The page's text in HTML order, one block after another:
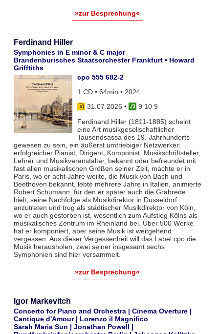
»zur Besprechung«
Ferdinand Hiller
Symphonies in E minor & C major
Brandenburisches Staatsorchester Frankfurt • Howard
Grifftiths
cpo 555 682-2
1 CD • 64min • 2024
31.07.2026 •
9 10 9
Ferdinand Hiller (1811-1885) scheint
eine Art musikgesellschaftlicher
Tausendsassa des 19. Jahrhunderts
gewesen zu sein, ein äußerst umtriebiger Netzwerker:
erfolgreicher Pianist, Dirigent, Komponist, Musikschriftsteller,
Lehrer und Musikveranstalter, bekannt oder befreundet mit
fast allen musikalischen Größen seiner Zeit, machte er in
Paris, wo er acht Jahre weilte, die Musik von Bach und
Beethoven bekannt, lebte mehrere Jahre in Italien, animierte
Robert Schumann, für den er später auch die Grabrede
hielt, seine Nachfolge als Musikdirektor in Düsseldorf
anzutreten und trug als städtischer Musikdirektor von Köln,
wo er auch gestorben ist, wesentlich zum Aufstieg Kölns als
musikalisches Zentrum im Rheinland bei. Über 500 Werke
hat er komponiert, aber seine Musik ist weitgehend
vergessen. Aus dieser Vergessenheit will das Label cpo die
Musik herausholen, zwei seiner insgesamt sechs
Symphonien sind hier versammelt.
»zur Besprechung«
Igor Markevitch
Concerto for Piano and Orchestra | Cinema Overture |
Cantique d'Amour | Lorenzo il Magnifico
Sarah Maria Sun | Jonathan Powell |